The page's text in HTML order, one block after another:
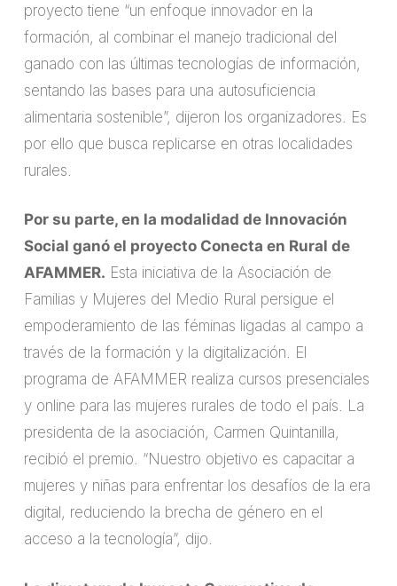
proyecto tiene “un enfoque innovador en la
formación, al combinar el manejo tradicional del
ganado con las últimas tecnologías de información,
sentando las bases para una autosuficiencia
alimentaria sostenible”, dijeron los organizadores. Es
por ello que busca replicarse en otras localidades
rurales.
Por su parte, en la modalidad de Innovación
Social ganó el proyecto Conecta en Rural de
AFAMMER. Esta iniciativa de la Asociación de
Familias y Mujeres del Medio Rural persigue el
empoderamiento de las féminas ligadas al campo a
través de la formación y la digitalización. El
programa de AFAMMER realiza cursos presenciales
y online para las mujeres rurales de todo el país. La
presidenta de la asociación, Carmen Quintanilla,
recibió el premio. “Nuestro objetivo es capacitar a
mujeres y niñas para enfrentar los desafíos de la era
digital, reduciendo la brecha de género en el
acceso a la tecnología”, dijo.